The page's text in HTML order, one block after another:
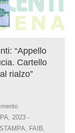
“Appello
Cartello
rialzo”
, 2023 -
, FAIB,